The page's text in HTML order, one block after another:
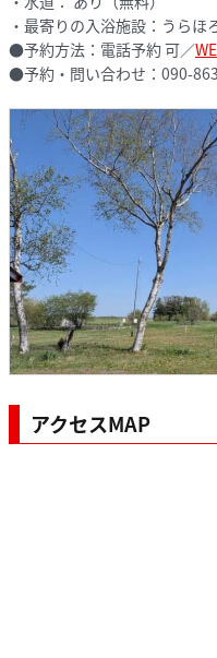
・最寄りの入浴施設：うらほ
●予約方法：電話予約 可／
●予約・問い合わせ：090-
アクセスMAP